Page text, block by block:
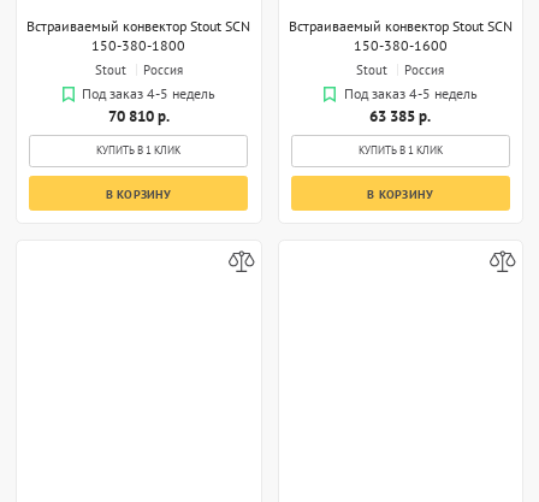
Встраиваемый конвектор Stout SCN
150-380-1800
Stout
Россия
Под заказ 4-5 недель
70 810 р.
КУПИТЬ В 1 КЛИК
В КОРЗИНУ
Встраиваемый конвектор Stout SCN
150-380-1600
Stout
Россия
Под заказ 4-5 недель
63 385 р.
КУПИТЬ В 1 КЛИК
В КОРЗИНУ